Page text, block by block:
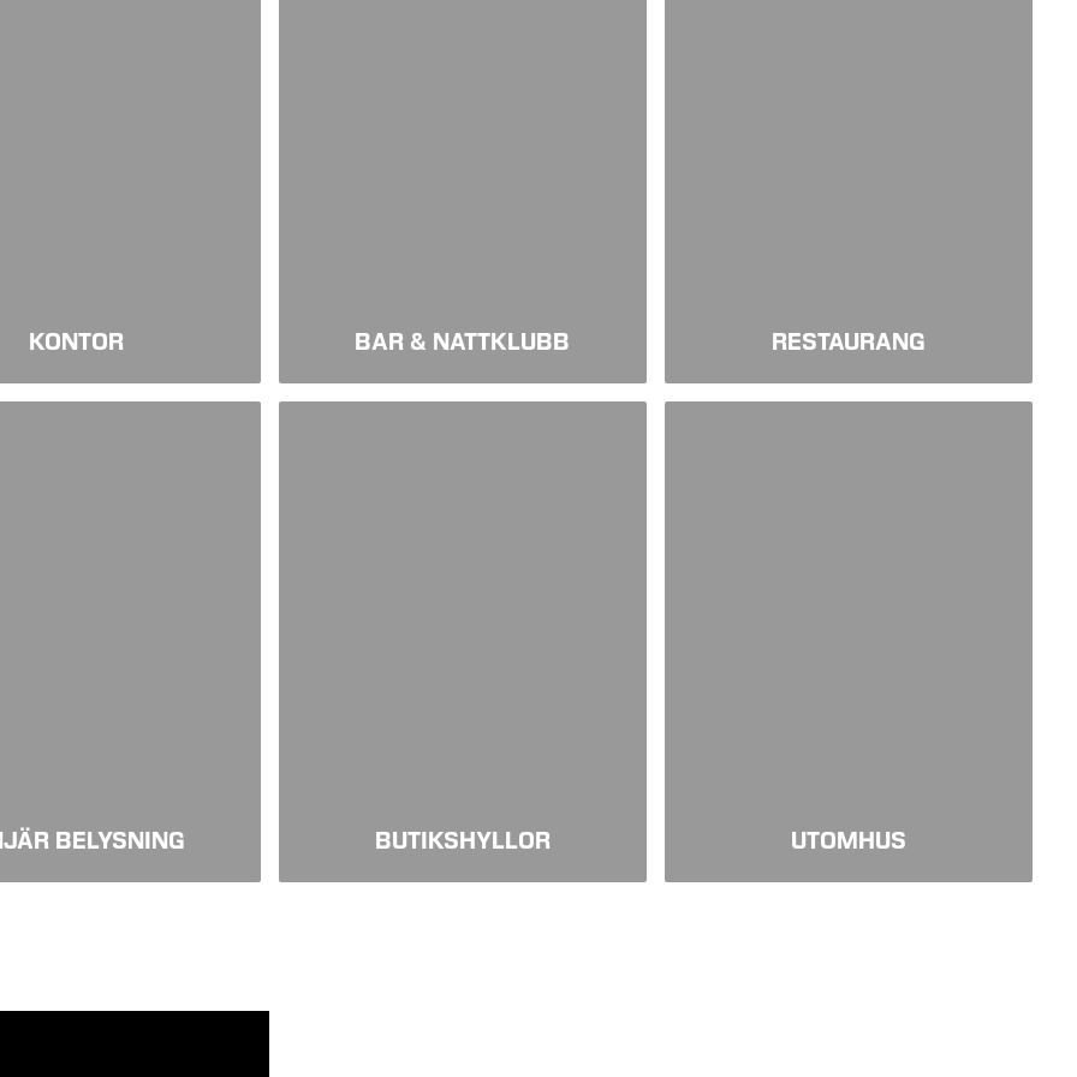
KONTOR BAR & NATTKLUBB RESTAURANG
BELYSNING BUTIKSHYLLOR UTOMHUS